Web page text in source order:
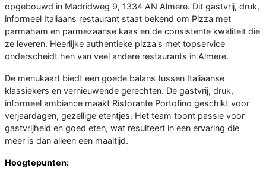
opgebouwd in Madridweg 9, 1334 AN Almere. Dit gastvrij, druk,
informeel Italiaans restaurant staat bekend om Pizza met
parmaham en parmezaanse kaas en de consistente kwaliteit die
ze leveren. Heerlijke authentieke pizza's met topservice
onderscheidt hen van veel andere restaurants in Almere.
De menukaart biedt een goede balans tussen Italiaanse
klassiekers en vernieuwende gerechten. De gastvrij, druk,
informeel ambiance maakt Ristorante Portofino geschikt voor
verjaardagen, gezellige etentjes. Het team toont passie voor
gastvrijheid en goed eten, wat resulteert in een ervaring die
meer is dan alleen een maaltijd.
Hoogtepunten: